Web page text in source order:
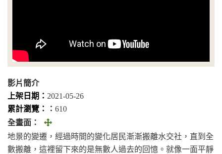
影片簡介
上架日期： 2021-05-26
累計瀏覽：︰ 610
全畫面：
全
畫
面
地景的變遷，經過時間的變化居民漸漸搬離水交社，直到全
數搬離，這裡留下來的是無數人過去的回憶。就像一面平靜